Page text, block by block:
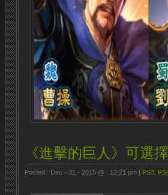
《進擊的巨人》可選
Posted : Dec - 31 - 2015 @ : 12:21 pm | PS3